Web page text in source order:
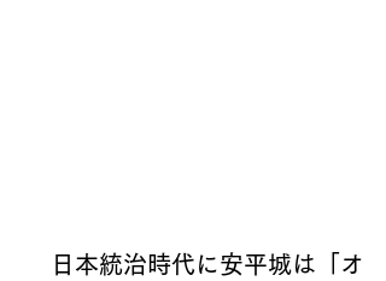
日本統治時代に安平城は 「オ